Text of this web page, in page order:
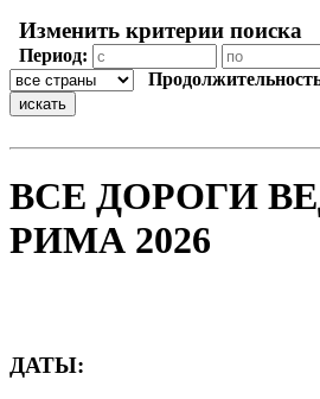
Изменить критерии поиска
Период:
ВСЕ ДОРОГИ
РИМА 2026
ДАТЫ: